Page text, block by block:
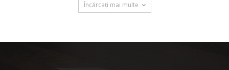
Încărcați mai multe